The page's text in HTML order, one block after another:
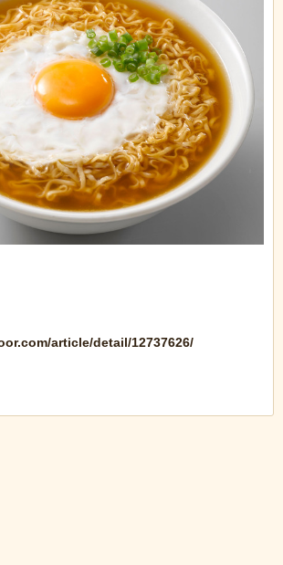
article/detail/12737626/